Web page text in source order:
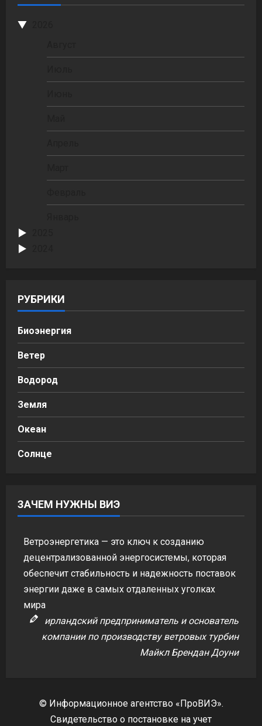
РУБРИКИ
Биоэнергия
Ветер
Водород
Земля
Океан
Солнце
ЗАЧЕМ НУЖНЫ ВИЭ
Ветроэнергетика — это ключ к созданию
децентрализованной энергосистемы, которая
обеспечит стабильность и надежность поставок
энергии даже в самых отдаленных уголках
мира
ирландский предприниматель и основатель
компании по производству ветровых турбин
Майкл Брендан Доуни
© Информационное агентство «ПроВИЭ».
Свидетельство о постановке на учет